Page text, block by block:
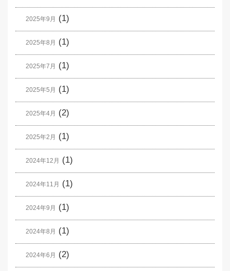
2025年9月 (1)
2025年8月 (1)
2025年7月 (1)
2025年5月 (1)
2025年4月 (2)
2025年2月 (1)
2024年12月 (1)
2024年11月 (1)
2024年9月 (1)
2024年8月 (1)
2024年6月 (2)